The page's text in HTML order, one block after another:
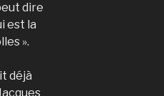
dire
est la
».
déjà